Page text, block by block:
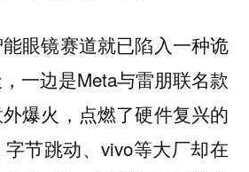
眼镜赛道就已陷入一种诡
一边是Meta与雷朋联名款
爆火，点燃了硬件复兴的
节跳动、vivo等大厂却在